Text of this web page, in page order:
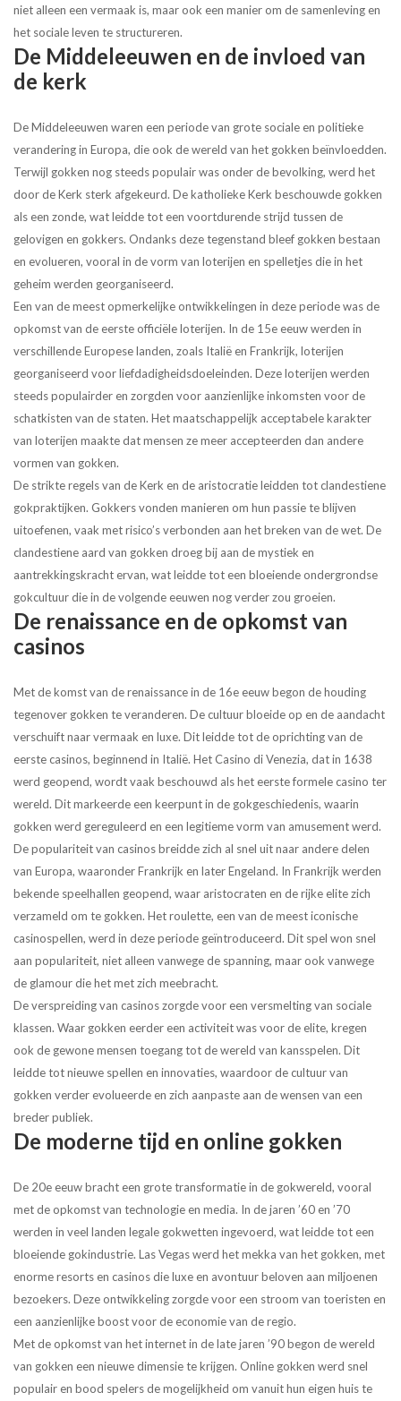
niet alleen een vermaak is, maar ook een manier om de samenleving en
het sociale leven te structureren.
De Middeleeuwen en de invloed van
de kerk
De Middeleeuwen waren een periode van grote sociale en politieke
verandering in Europa, die ook de wereld van het gokken beïnvloedden.
Terwijl gokken nog steeds populair was onder de bevolking, werd het
door de Kerk sterk afgekeurd. De katholieke Kerk beschouwde gokken
als een zonde, wat leidde tot een voortdurende strijd tussen de
gelovigen en gokkers. Ondanks deze tegenstand bleef gokken bestaan
en evolueren, vooral in de vorm van loterijen en spelletjes die in het
geheim werden georganiseerd.
Een van de meest opmerkelijke ontwikkelingen in deze periode was de
opkomst van de eerste officiële loterijen. In de 15e eeuw werden in
verschillende Europese landen, zoals Italië en Frankrijk, loterijen
georganiseerd voor liefdadigheidsdoeleinden. Deze loterijen werden
steeds populairder en zorgden voor aanzienlijke inkomsten voor de
schatkisten van de staten. Het maatschappelijk acceptabele karakter
van loterijen maakte dat mensen ze meer accepteerden dan andere
vormen van gokken.
De strikte regels van de Kerk en de aristocratie leidden tot clandestiene
gokpraktijken. Gokkers vonden manieren om hun passie te blijven
uitoefenen, vaak met risico’s verbonden aan het breken van de wet. De
clandestiene aard van gokken droeg bij aan de mystiek en
aantrekkingskracht ervan, wat leidde tot een bloeiende ondergrondse
gokcultuur die in de volgende eeuwen nog verder zou groeien.
De renaissance en de opkomst van
casinos
Met de komst van de renaissance in de 16e eeuw begon de houding
tegenover gokken te veranderen. De cultuur bloeide op en de aandacht
verschuift naar vermaak en luxe. Dit leidde tot de oprichting van de
eerste casinos, beginnend in Italië. Het Casino di Venezia, dat in 1638
werd geopend, wordt vaak beschouwd als het eerste formele casino ter
wereld. Dit markeerde een keerpunt in de gokgeschiedenis, waarin
gokken werd gereguleerd en een legitieme vorm van amusement werd.
De populariteit van casinos breidde zich al snel uit naar andere delen
van Europa, waaronder Frankrijk en later Engeland. In Frankrijk werden
bekende speelhallen geopend, waar aristocraten en de rijke elite zich
verzameld om te gokken. Het roulette, een van de meest iconische
casinospellen, werd in deze periode geïntroduceerd. Dit spel won snel
aan populariteit, niet alleen vanwege de spanning, maar ook vanwege
de glamour die het met zich meebracht.
De verspreiding van casinos zorgde voor een versmelting van sociale
klassen. Waar gokken eerder een activiteit was voor de elite, kregen
ook de gewone mensen toegang tot de wereld van kansspelen. Dit
leidde tot nieuwe spellen en innovaties, waardoor de cultuur van
gokken verder evolueerde en zich aanpaste aan de wensen van een
breder publiek.
De moderne tijd en online gokken
De 20e eeuw bracht een grote transformatie in de gokwereld, vooral
met de opkomst van technologie en media. In de jaren ’60 en ’70
werden in veel landen legale gokwetten ingevoerd, wat leidde tot een
bloeiende gokindustrie. Las Vegas werd het mekka van het gokken, met
enorme resorts en casinos die luxe en avontuur beloven aan miljoenen
bezoekers. Deze ontwikkeling zorgde voor een stroom van toeristen en
een aanzienlijke boost voor de economie van de regio.
Met de opkomst van het internet in de late jaren ’90 begon de wereld
van gokken een nieuwe dimensie te krijgen. Online gokken werd snel
populair en bood spelers de mogelijkheid om vanuit hun eigen huis te